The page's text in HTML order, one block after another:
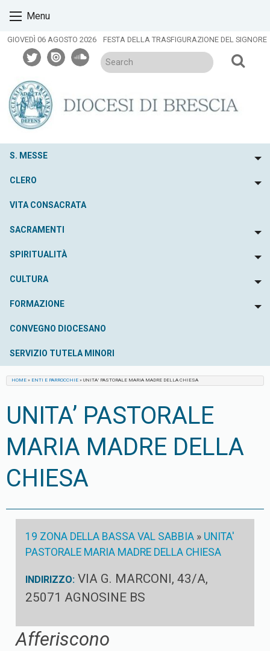
content
Menu
GIOVEDÌ 06 AGOSTO 2026 FESTA DELLA TRASFIGURAZIONE DEL SIGNORE
twitterissuusoundcloud
S. MESSE
CLERO
VITA CONSACRATA
SACRAMENTI
SPIRITUALITÀ
CULTURA
FORMAZIONE
CONVEGNO DIOCESANO
SERVIZIO TUTELA MINORI
HOME » ENTI E PARROCCHIE » UNITA’ PASTORALE MARIA MADRE DELLA CHIESA
UNITA’ PASTORALE
MARIA MADRE DELLA
CHIESA
19 ZONA DELLA BASSA VAL SABBIA » UNITA'
PASTORALE MARIA MADRE DELLA CHIESA
INDIRIZZO: VIA G. MARCONI, 43/A,
25071 AGNOSINE BS
Afferiscono